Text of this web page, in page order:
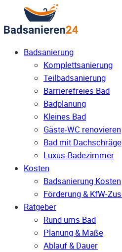
Badsanierung
Komplettsanierung
Teilbadsanierung
Barrierefreies Bad
Badplanung
Kleines Bad
Gäste-WC renovieren
Bad mit Dachschräge
Luxus-Badezimmer
Kosten
Badsanierung Kosten
Förderung & KfW-
Ratgeber
Rund ums Bad
Planung & Maße
Ablauf & Dauer